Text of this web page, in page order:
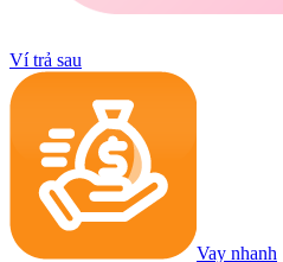
Ví trả sau
Vay nhanh